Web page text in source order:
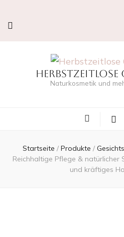
Herbstzeitlose
Naturkosmetik und
Startseite / Produkte /
Reichhaltige Pflege & natürlicher
und kräftiges